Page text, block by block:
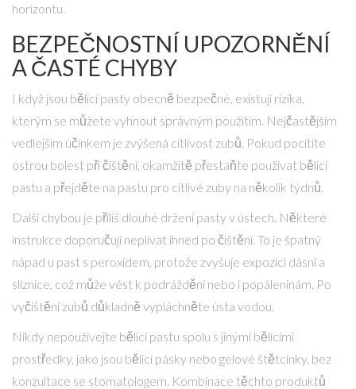
horizontu.
BEZPEČNOSTNÍ UPOZORNĚNÍ
A ČASTÉ CHYBY
I když jsou bělicí pasty obecně bezpečné, existují rizika,
kterým se můžete vyhnout správným použitím. Nejčastějším
vedlejším účinkem je zvýšená citlivost zubů. Pokud pocítíte
ostrou bolest při čištění, okamžitě přestaňte používat bělicí
pastu a přejděte na pastu pro citlivé zuby na několik týdnů.
Další chybou je příliš dlouhé držení pasty v ústech. Některé
instrukce doporučují neplivat ihned po čištění. To je špatný
nápad u past s peroxidem, protože zvyšuje expozici dásní a
sliznice, což může vést k podráždění nebo i popáleninám. Po
vyčištění zubů důkladně vypláchněte ústa vodou.
Nikdy nepoužívejte bělicí pastu spolu s jinými bělicími
prostředky, jako jsou bělicí pásky nebo gelové štětcinky, bez
konzultace se stomatologem. Kombinace těchto produktů